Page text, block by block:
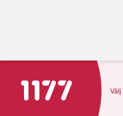
Till startsidan för 1177 Välj